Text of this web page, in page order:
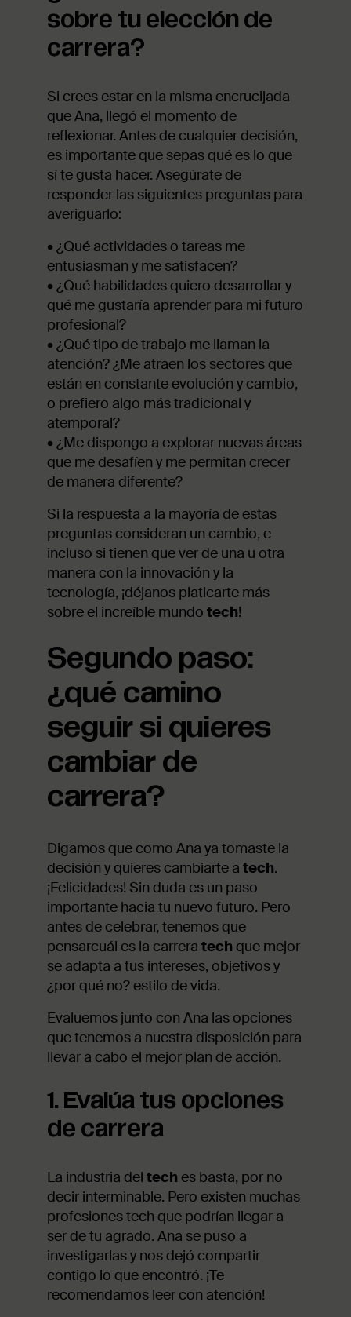
sobre tu elección de
carrera?
Si crees estar en la misma encrucijada
que Ana, llegó el momento de
reflexionar. Antes de cualquier decisión,
es importante que sepas qué es lo que
sí te gusta hacer. Asegúrate de
responder las siguientes preguntas para
averiguarlo:
• ¿Qué actividades o tareas me
entusiasman y me satisfacen?
• ¿Qué habilidades quiero desarrollar y
qué me gustaría aprender para mi futuro
profesional?
• ¿Qué tipo de trabajo me llaman la
atención? ¿Me atraen los sectores que
están en constante evolución y cambio,
o prefiero algo más tradicional y
atemporal?
• ¿Me dispongo a explorar nuevas áreas
que me desafíen y me permitan crecer
de manera diferente?
Si la respuesta a la mayoría de estas
preguntas consideran un cambio, e
incluso si tienen que ver de una u otra
manera con la innovación y la
tecnología, ¡déjanos platicarte más
sobre el increíble mundo tech!
Segundo paso:
¿qué camino
seguir si quieres
cambiar de
carrera?
Digamos que como Ana ya tomaste la
decisión y quieres cambiarte a tech.
¡Felicidades! Sin duda es un paso
importante hacia tu nuevo futuro. Pero
antes de celebrar, tenemos que
pensarcuál es la carrera tech que mejor
se adapta a tus intereses, objetivos y
¿por qué no? estilo de vida.
Evaluemos junto con Ana las opciones
que tenemos a nuestra disposición para
llevar a cabo el mejor plan de acción.
1. Evalúa tus opciones
de carrera
La industria del tech es basta, por no
decir interminable. Pero existen muchas
profesiones tech que podrían llegar a
ser de tu agrado. Ana se puso a
investigarlas y nos dejó compartir
contigo lo que encontró. ¡Te
recomendamos leer con atención!